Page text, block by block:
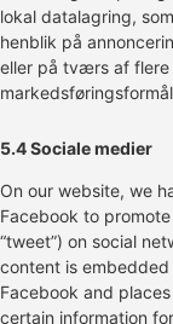
lokal datalagring,
henblik på
eller på tværs af
5.4 Sociale medier
On our website, we
Facebook to promote
“tweet”) on social
content is
Facebook and
certain information